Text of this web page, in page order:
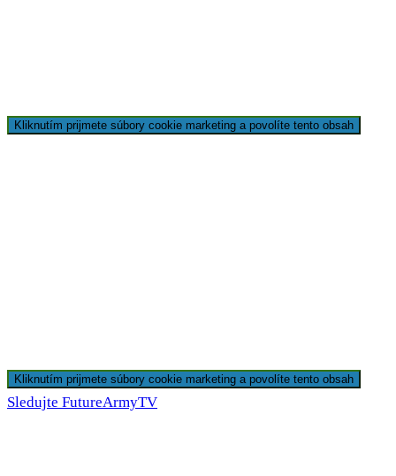
Kliknutím prijmete súbory cookie marketing a povolíte tento obsah
Kliknutím prijmete súbory cookie marketing a povolíte tento obsah
Sledujte FutureArmyTV